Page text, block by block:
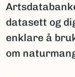
datasett og
enklare å
om